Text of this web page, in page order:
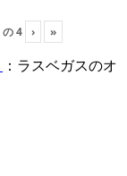
の4 › »
：ラスベガスのオ